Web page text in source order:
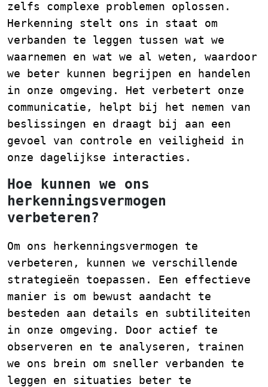
zelfs complexe problemen oplossen.
Herkenning stelt ons in staat om
verbanden te leggen tussen wat we
waarnemen en wat we al weten, waardoor
we beter kunnen begrijpen en handelen
in onze omgeving. Het verbetert onze
communicatie, helpt bij het nemen van
beslissingen en draagt bij aan een
gevoel van controle en veiligheid in
onze dagelijkse interacties.
Hoe kunnen we ons
herkenningsvermogen
verbeteren?
Om ons herkenningsvermogen te
verbeteren, kunnen we verschillende
strategieën toepassen. Een effectieve
manier is om bewust aandacht te
besteden aan details en subtiliteiten
in onze omgeving. Door actief te
observeren en te analyseren, trainen
we ons brein om sneller verbanden te
leggen en situaties beter te